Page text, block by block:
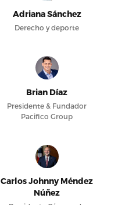
Adriana Sánchez
Derecho y deporte
Brian Díaz
Presidente & Fundador
Pacifico Group
Carlos Johnny Méndez
Núñez